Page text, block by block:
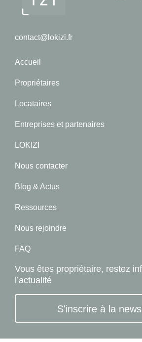
contact@lokizi.fr
Accueil
Propriétaires
Locataires
Entreprises et partenaires
LOKIZI
Nous contacter
Blog & Actus
Ressources
Nous rejoindre
FAQ
Vous êtes propriétaire, restez
l’actualité
S'inscrire à la